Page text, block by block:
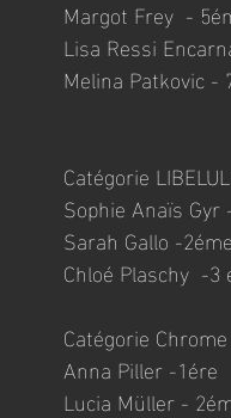
Margot Frey  -
Lisa Ressi
Melina Patkovic -
Catégorie
Sophie Anaïs Gyr
Sarah Gallo -2éme
Chloé Plaschy  -3
Catégorie Chrome
Anna Piller -1ére
Lucia Müller -